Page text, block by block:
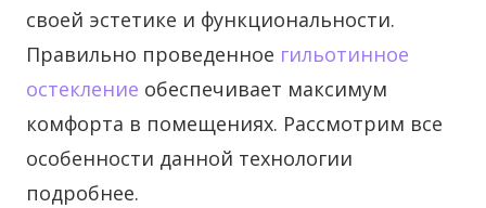
своей эстетике и функциональности.
Правильно проведенное гильотинное
остекление обеспечивает максимум
комфорта в помещениях. Рассмотрим все
особенности данной технологии
подробнее.